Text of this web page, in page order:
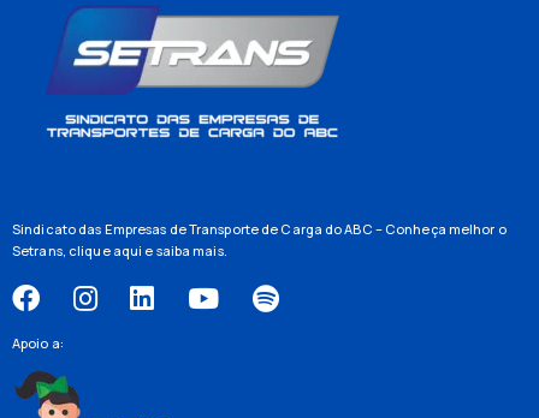
Sindicato das Empresas de Transporte de Carga do ABC – Conheça melhor o
Setrans, clique aqui e saiba mais.
Apoio a: